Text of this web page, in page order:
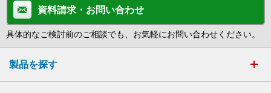
資料請求・お問い合わせ
具体的なご検討前のご相談でも、お気軽にお問い合わせください。
製品を探す